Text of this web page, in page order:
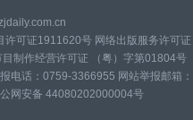
可证1911620号 网络出版服务许可证
制作经营许可证 （粤）字第01804号
电话：0759-3366955 网站举报邮箱：
网安备 44080202000004号